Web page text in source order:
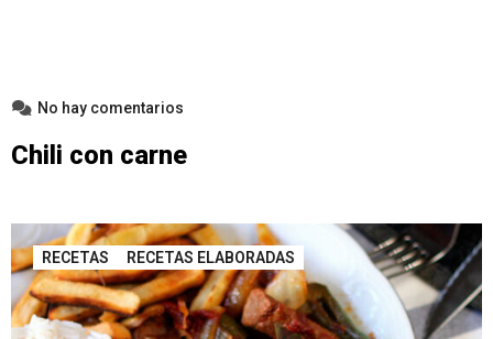
No hay comentarios
Chili con carne
RECETAS RECETAS ELABORADAS